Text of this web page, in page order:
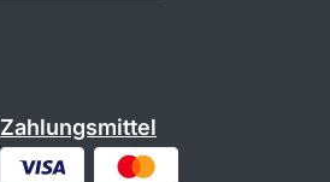
Zahlungsmittel